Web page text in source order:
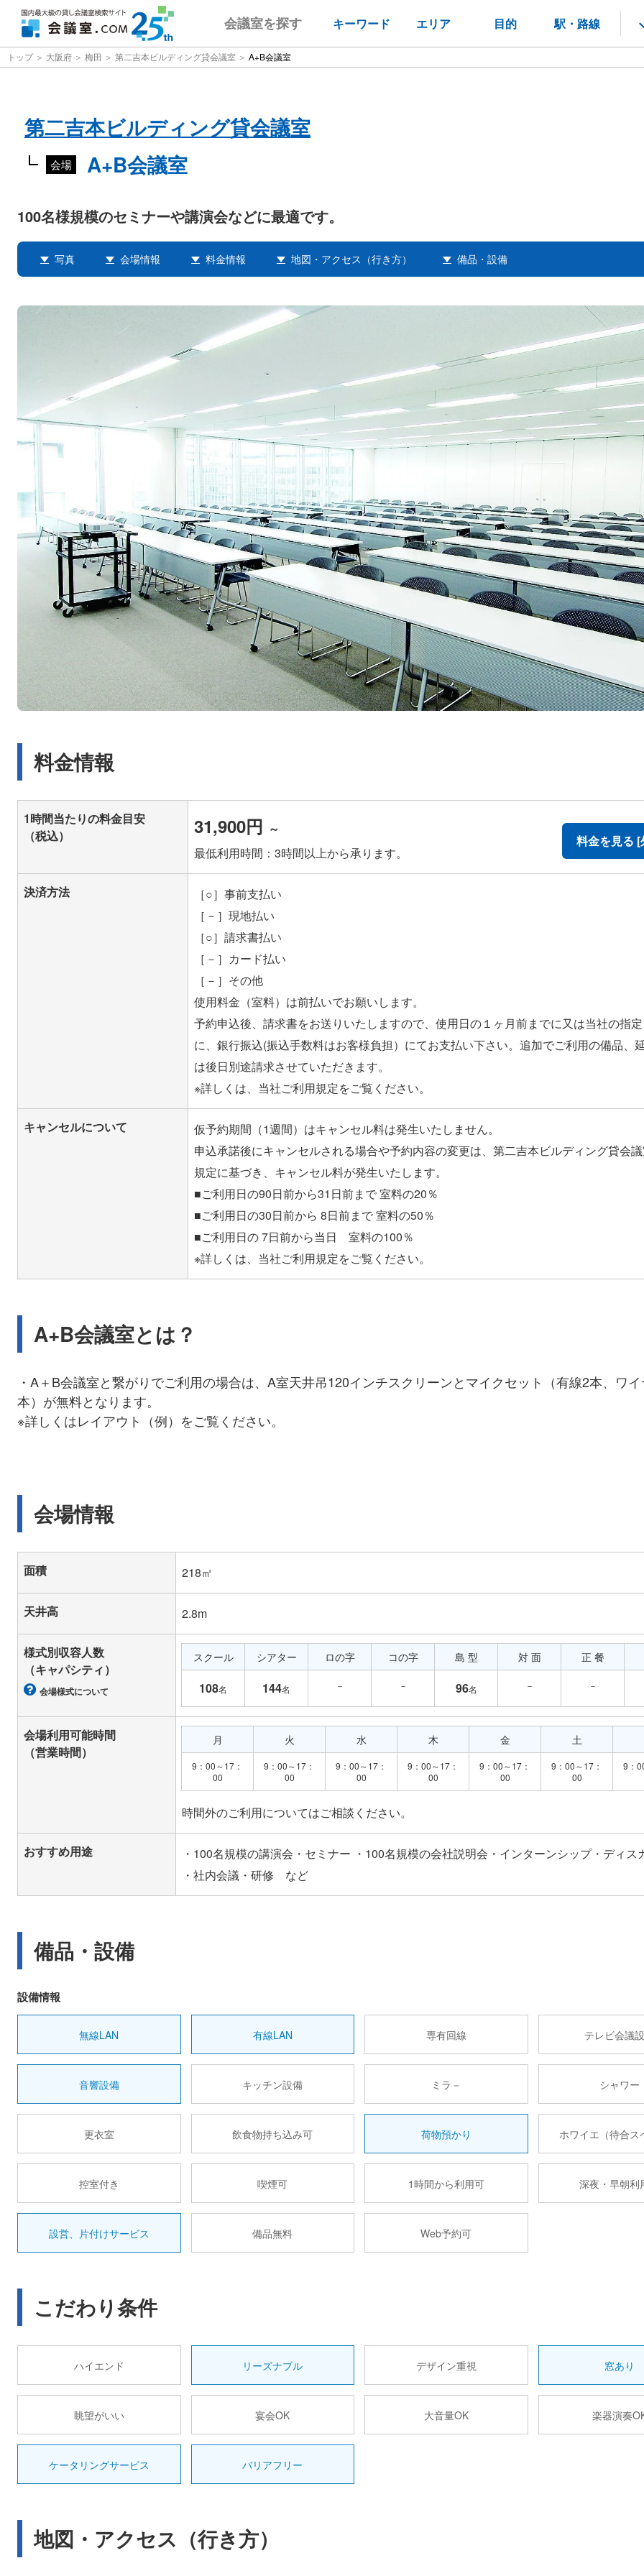
会議室を探す キーワード エリア 目的 駅・路線
トップ 大阪府 梅田 第二吉本ビルディング貸会議室 A+B会議室
第二吉本ビルディング貸会議室
会場 A+B会議室
100名様規模のセミナーや講演会などに最適です。
写真 会場情報 料金情報 地図・アクセス（行き方） 備品・設備
料金情報
1時間当たりの料金目安
（税込）
31,900円 ～
最低利用時間：3時間以上から承ります。
料金を見る [
決済方法
［○］事前支払い
［－］現地払い
［○］請求書払い
［－］カード払い
［－］その他
使用料金（室料）は前払いでお願いします。
予約申込後、請求書をお送りいたしますので、使用日の１ヶ月前までに又は当社の指
に、銀行振込(振込手数料はお客様負担）にてお支払い下さい。追加でご利用の備品、
は後日別途請求させていただきます。
キャンセルについて
仮予約期間（1週間）はキャンセル料は発生いたしません。
申込承諾後にキャンセルされる場合や予約内容の変更は、第二吉本ビルディング貸会
規定に基づき、キャンセル料が発生いたします。
■ご利用日の90日前から31日前まで 室料の20％
■ご利用日の30日前から 8日前まで 室料の50％
■ご利用日の 7日前から当日 室料の100％
A+B会議室とは？
・A＋B会議室と繋がりでご利用の場合は、A室天井吊120インチスクリーンとマイクセット（有線2本、ワ
本）が無料となります。
※詳しくはレイアウト（例）をご覧ください。
会場情報
面積 218㎡
天井高 2.8m
様式別収容人数
（キャパシティ）
会場様式について
スクール
108名
シアター
144名
ロの字
－
コの字
－
島 型
96名
対 面
－
正 餐
－
会場利用可能時間
（営業時間）
月
9：00～17：
00
火
9：00～17：
00
水
9：00～17：
00
木
9：00～17：
00
金
9：00～17：
00
土
9：00～17：
00
9：
おすすめ用途
・100名規模の講演会・セミナー ・100名規模の会社説明会・インターンシップ・ディス
・社内会議・研修 など
備品・設備
設備情報
無線LAN 有線LAN 専有回線 テレビ会議
音響設備 キッチン設備 ミラ－ シャワー
更衣室 飲食物持ち込み可 荷物預かり ホワイエ（待合ス
控室付き 喫煙可 1時間から利用可 深夜・早朝利
設営、片付けサービス 備品無料 Web予約可
こだわり条件
ハイエンド リーズナブル デザイン重視 窓あり
眺望がいい 宴会OK 大音量OK 楽器演奏
ケータリングサービス バリアフリー
地図・アクセス（行き方）